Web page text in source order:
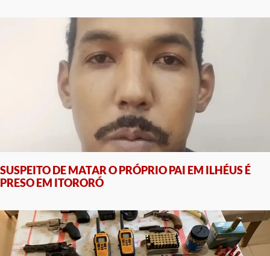
SUSPEITO DE MATAR O PRÓPRIO PAI EM ILHÉUS É
PRESO EM ITORORÓ